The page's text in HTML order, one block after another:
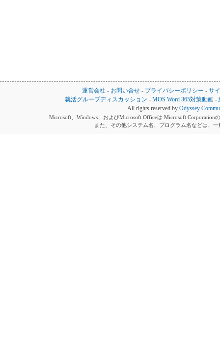
運営会社 - お問い合せ - プライバシーポリシー - サ
就活グループディスカッション -MOS Word 365対策動画 -
All rights reserved by Odyssey
Microsoft、Windows、およびMicrosoft Officeは Microsoft Corporation
また、その他システム名、プログラム名などは、